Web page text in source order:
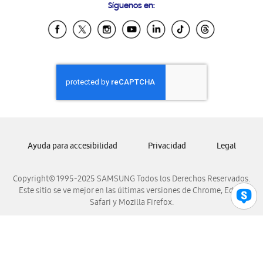
Samsung Ecuador
Samsung El Salvador
Samsung Honduras
Samsung Nicaragua
Samsung Panamá
Samsung Venezuela
Síguenos en:
Copyright© 1995-2025 SAMSUNG Todos los Derechos Reservados.
Este sitio se ve mejor en las últimas versiones de Chrome, Edge,
Safari y Mozilla Firefox.
Ayuda para accesibilidad Privacidad Legal